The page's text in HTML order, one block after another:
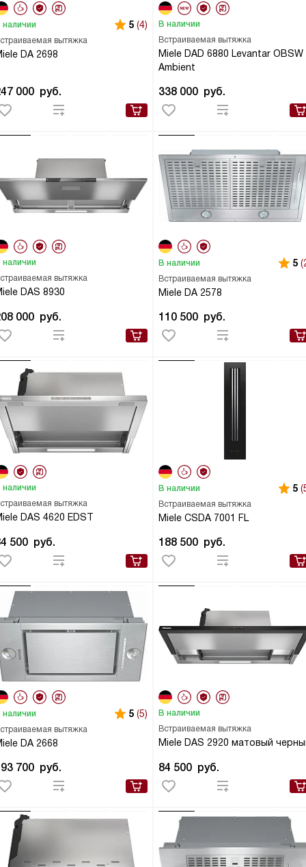
вытяжка
DA 2698
наличии 5 (4)
000 руб.
Встраиваемая вытяжка
Miele DAD 6880 Levantar OBSW
Ambient
В наличии
338 000 руб.
вытяжка
DAS 8930
наличии
000 руб.
Встраиваемая вытяжка
Miele DA 2578
В наличии 5
110 500 руб.
вытяжка
DAS 4620 EDST
наличии
500 руб.
Встраиваемая вытяжка
Miele CSDA 7001 FL
В наличии 5
188 500 руб.
вытяжка
DA 2668
наличии 5 (5)
700 руб.
Встраиваемая вытяжка
Miele DAS 2920 матовый
В наличии
84 500 руб.